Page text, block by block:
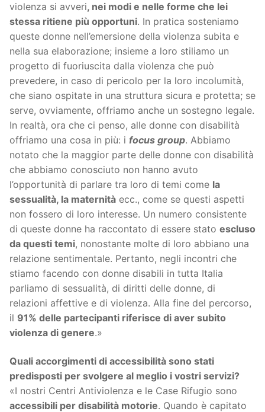
violenza si avveri, nei modi e nelle forme che lei
stessa ritiene più opportuni. In pratica sosteniamo
queste donne nell’emersione della violenza subita e
nella sua elaborazione; insieme a loro stiliamo un
progetto di fuoriuscita dalla violenza che può
prevedere, in caso di pericolo per la loro incolumità,
che siano ospitate in una struttura sicura e protetta; se
serve, ovviamente, offriamo anche un sostegno legale.
In realtà, ora che ci penso, alle donne con disabilità
offriamo una cosa in più: i focus group. Abbiamo
notato che la maggior parte delle donne con disabilità
che abbiamo conosciuto non hanno avuto
l’opportunità di parlare tra loro di temi come la
sessualità, la maternità ecc., come se questi aspetti
non fossero di loro interesse. Un numero consistente
di queste donne ha raccontato di essere stato escluso
da questi temi, nonostante molte di loro abbiano una
relazione sentimentale. Pertanto, negli incontri che
stiamo facendo con donne disabili in tutta Italia
parliamo di sessualità, di diritti delle donne, di
relazioni affettive e di violenza. Alla fine del percorso,
il 91% delle partecipanti riferisce di aver subito
violenza di genere.»
Quali accorgimenti di accessibilità sono stati
predisposti per svolgere al meglio i vostri servizi?
«I nostri Centri Antiviolenza e le Case Rifugio sono
accessibili per disabilità motorie. Quando è capitato